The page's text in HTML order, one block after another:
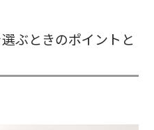
ぶときのポイントと